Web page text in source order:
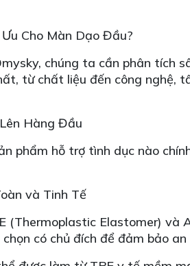
Cho Màn Dạo Đầu?
chúng ta cần phân tích
từ chất liệu đến công nghệ,
Hàng Đầu
phẩm hỗ trợ tình dục nào
và Tinh Tế
(Thermoplastic Elastomer)
có chủ đích để đảm bảo